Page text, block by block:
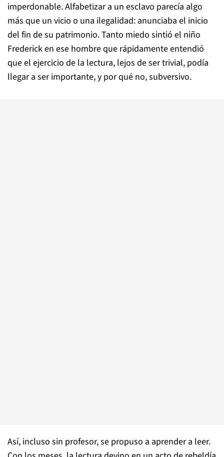
imperdonable. Alfabetizar a un esclavo parecía algo
más que un vicio o una ilegalidad: anunciaba el inicio
del fin de su patrimonio. Tanto miedo sintió el niño
Frederick en ese hombre que rápidamente entendió
que el ejercicio de la lectura, lejos de ser trivial, podía
llegar a ser importante, y por qué no, subversivo.
Así, incluso sin profesor, se propuso a aprender a leer.